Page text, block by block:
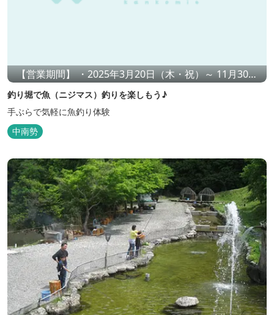
【営業期間】 ・2025年3月20日（木・祝）～ 11月30日
（日）の日曜・祝日 ・夏休み（7/19-8/31）：土曜・日
曜・祝日・お盆（8/9-8/17）
釣り堀で魚（ニジマス）釣りを楽しもう♪
手ぶらで気軽に魚釣り体験
中南勢